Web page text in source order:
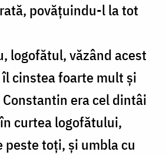
povățuindu-l la tot
logofătul, văzând acest
cinstea foarte mult și
era cel dintâi
curtea logofătului,
peste toți, și umbla cu